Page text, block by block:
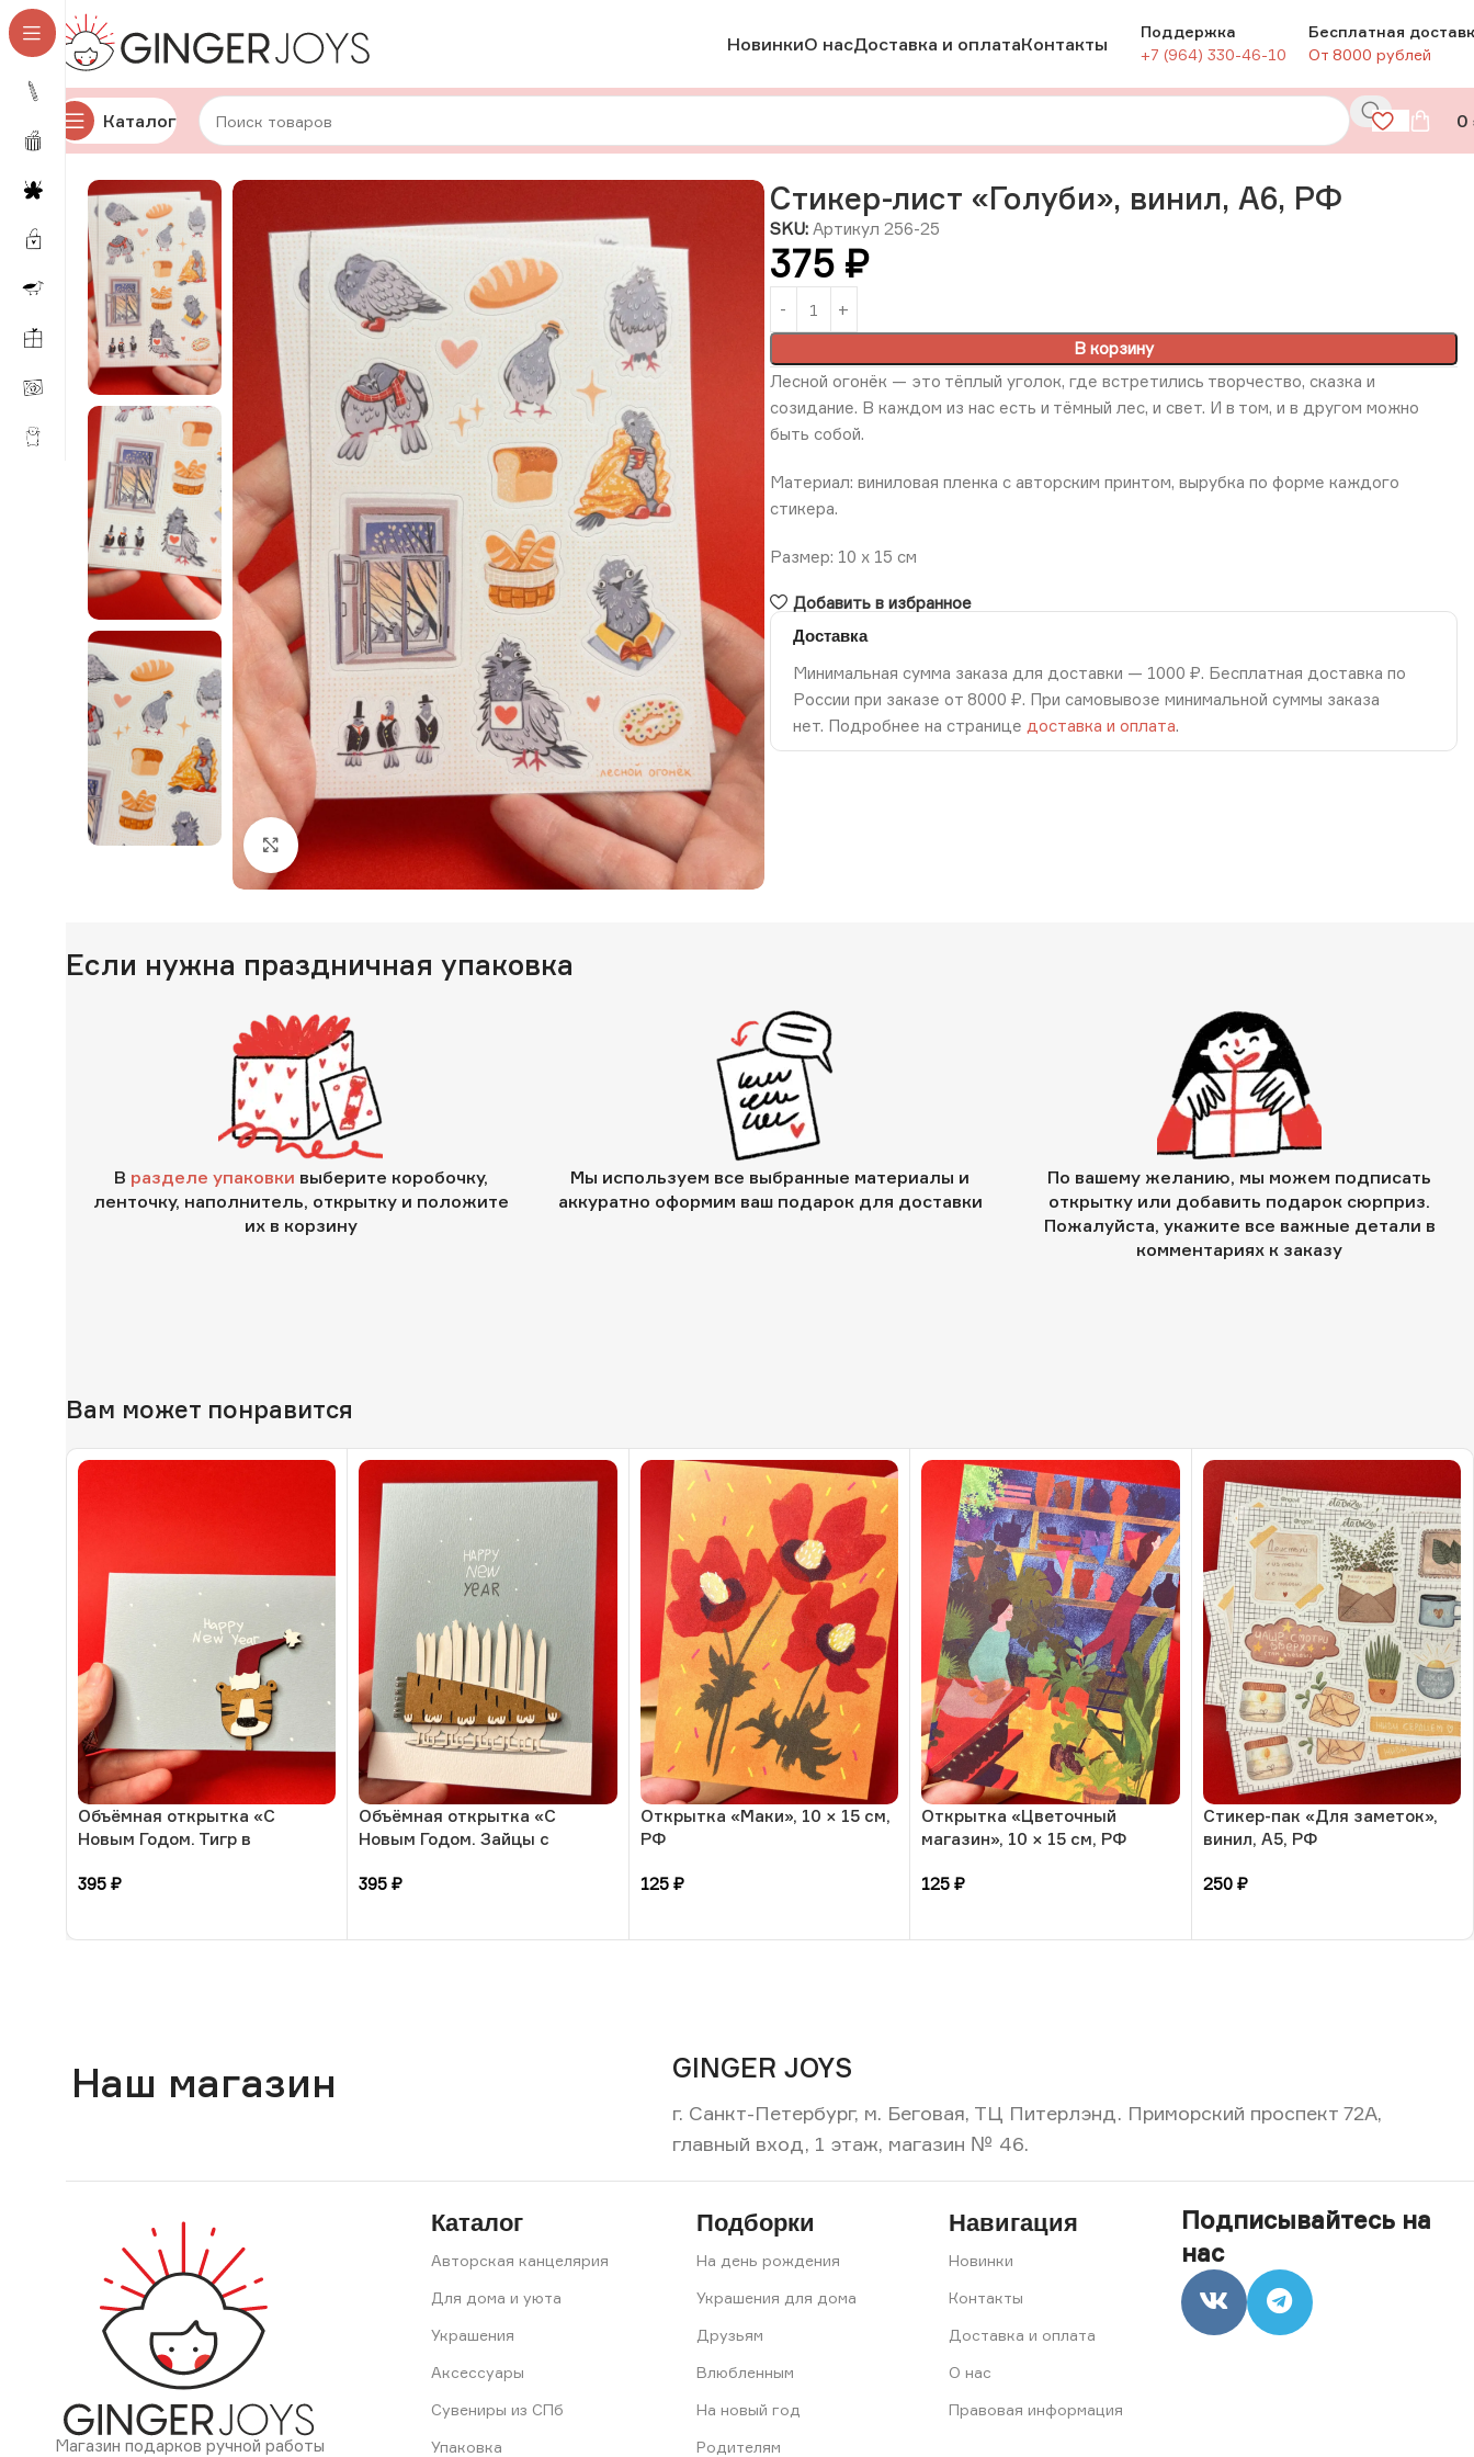
НовинкиО насДоставка и оплатаКонтакты
Поддержка
+7 (964) 330-46-10
Бесплатная
От 8000 рублей
Каталог 0
Главная Авторская канцелярия Стикеры А6 Стикер-лист «Голуби», винил, А6, РФ
Нажмите, чтобы увеличить изображение
Стикер-лист «Голуби», винил, А6, РФ
SKU: Артикул 256-25
375 ₽
В корзину
Лесной огонёк — это тёплый уголок, где встретились творчество, сказка и
созидание. В каждом из нас есть и тёмный лес, и свет. И в том, и в другом можно
быть собой.
Материал: виниловая пленка с авторским принтом, вырубка по форме каждого
стикера.
Размер: 10 х 15 см
Добавить в избранное
Доставка
Минимальная сумма заказа для доставки — 1000 ₽. Бесплатная доставка по
России при заказе от 8000 ₽. При самовывозе минимальной суммы заказа
нет. Подробнее на странице доставка и оплата.
Если нужна праздничная упаковка
В разделе упаковки выберите коробочку,
ленточку, наполнитель, открытку и положите
их в корзину
Мы используем все выбранные материалы и
аккуратно оформим ваш подарок для доставки
По вашему желанию, мы можем подписать
открытку или добавить подарок сюрприз.
Пожалуйста, укажите все важные детали в
комментариях к заказу
Вам может понравится
Объёмная открытка «С
Новым Годом. Тигр в
395 ₽
Объёмная открытка «С
Новым Годом. Зайцы с
395₽
Открытка «Маки», 10 × 15 см,
РФ
125 ₽
Открытка «Цветочный
магазин», 10 × 15 см, РФ
125₽
Стикер-пак «Для заметок»,
винил, А5, РФ
250 ₽
Наш магазин GINGER JOYS
г. Санкт-Петербург, м. Беговая, ТЦ Питерлэнд. Приморский проспект 72А,
главный вход, 1 этаж, магазин № 46.
Магазин подарков ручной работы
Каталог
Авторская канцелярия
Для дома и уюта
Украшения
Аксессуары
Сувениры из СПб
Упаковка
Подборки
На день рождения
Украшения для дома
Друзьям
Влюбленным
На новый год
Родителям
Навигация
Новинки
Контакты
Доставка и оплата
О нас
Правовая информация
Подписывайтесь на
нас